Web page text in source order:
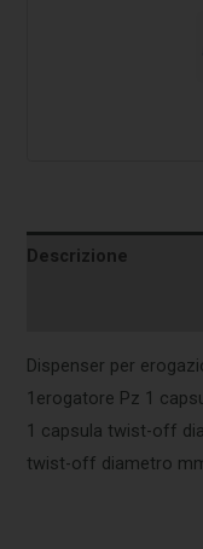
Descrizione
Dispenser per
1erogatore Pz 1
1 capsula twist-off
twist-off diametro